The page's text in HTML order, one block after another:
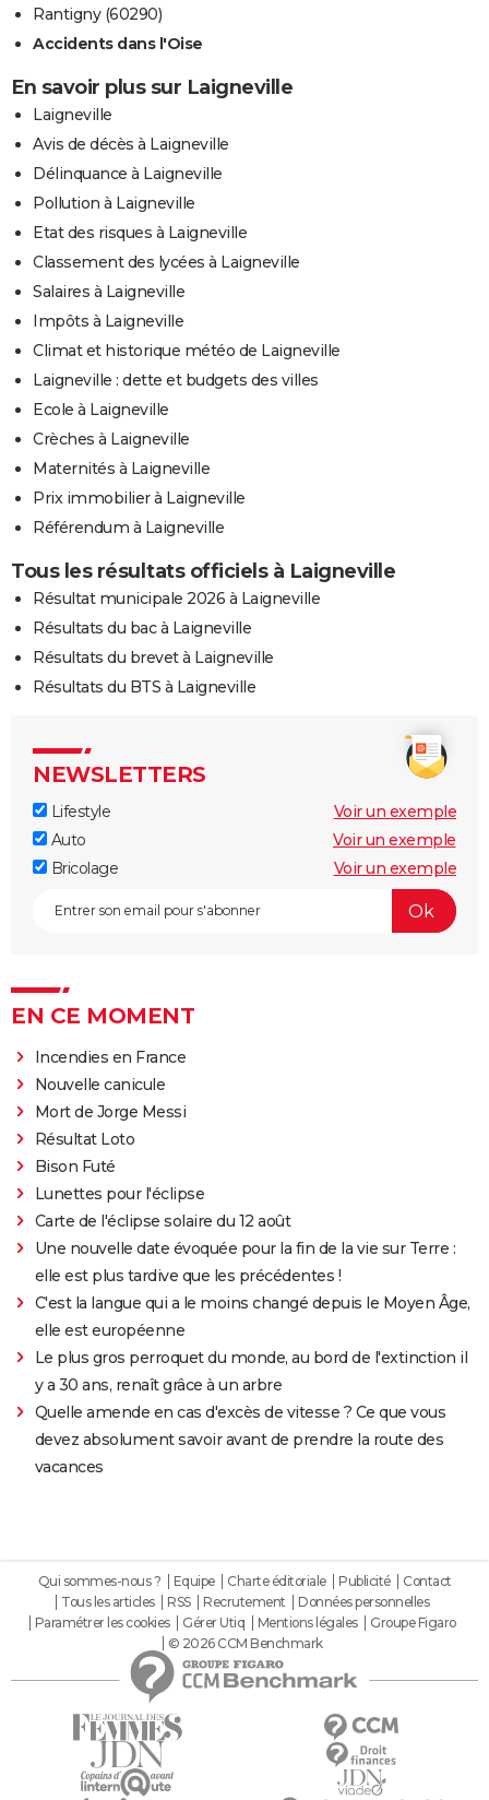
Rantigny (60290)
Accidents dans l'Oise
En savoir plus sur Laigneville
Laigneville
Avis de décès à Laigneville
Délinquance à Laigneville
Pollution à Laigneville
Etat des risques à Laigneville
Classement des lycées à Laigneville
Salaires à Laigneville
Impôts à Laigneville
Climat et historique météo de Laigneville
Laigneville : dette et budgets des villes
Ecole à Laigneville
Crèches à Laigneville
Maternités à Laigneville
Prix immobilier à Laigneville
Référendum à Laigneville
Tous les résultats officiels à Laigneville
Résultat municipale 2026 à Laigneville
Résultats du bac à Laigneville
Résultats du brevet à Laigneville
Résultats du BTS à Laigneville
NEWSLETTERS
Lifestyle
Voir un exemple
Auto
Voir un exemple
Bricolage
Voir un exemple
EN CE MOMENT
Incendies en France
Nouvelle canicule
Mort de Jorge Messi
Résultat Loto
Bison Futé
Lunettes pour l'éclipse
Carte de l'éclipse solaire du 12 août
Une nouvelle date évoquée pour la fin de la vie sur Terre :
elle est plus tardive que les précédentes !
C'est la langue qui a le moins changé depuis le Moyen Âge,
elle est européenne
Le plus gros perroquet du monde, au bord de l'extinction il
y a 30 ans, renaît grâce à un arbre
Quelle amende en cas d'excès de vitesse ? Ce que vous
devez absolument savoir avant de prendre la route des
vacances
Qui sommes-nous ? Equipe Charte éditoriale Publicité
Contact
Tous les articles
RSS Recrutement
Données personnelles
Paramétrer les cookies
Gérer Utiq Mentions légales
Groupe Figaro
© 2026 CCM Benchmark